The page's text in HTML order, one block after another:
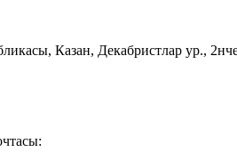
Казан, Декабристлар ур.,